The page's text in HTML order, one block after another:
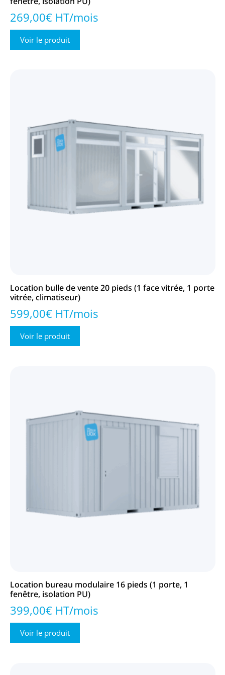
269,00€ HT/mois
Voir le produit
Location bulle de vente 20 pieds (1 face vitrée, 1 porte
vitrée, climatiseur)
599,00€ HT/mois
Voir le produit
Location bureau modulaire 16 pieds (1 porte, 1
fenêtre, isolation PU)
399,00€ HT/mois
Voir le produit